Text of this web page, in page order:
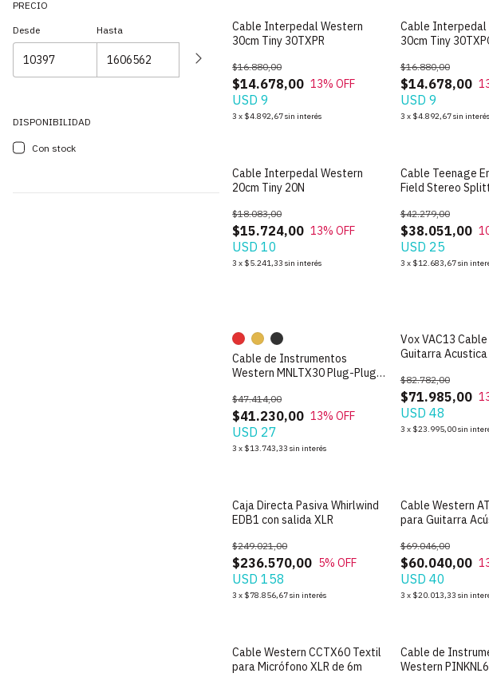
PRECIO
Desde Hasta
DISPONIBILIDAD
Con stock
Cable Interpedal Western
30cm Tiny 30TXPR
$14.678,00
$16.880,00
13% OFF
USD 9
3 x $4.892,67sin interés
Cable Interpedal
30cm Tiny
$14.678,00
$16.880,00
USD 9
3 x $4.892,67sin interés
Cable Interpedal Western
20cm Tiny 20N
$15.724,00
$18.083,00
13% OFF
USD 10
3 x $5.241,33 sin interés
Cable Teenage
Field Stereo
$38.051,00
$42.279,00
USD 25
3 x $12.683,67sin
Cable de Instrumentos
Western MNLTX30 Plug-Plug
$41.230,00
$47.414,00
13% OFF
USD 27
3 x $13.743,33 sin interés
Vox VAC13
Guitarra Acustica
$71.985,00
$82.782,00
USD 48
3 x $23.995,00sin
Caja Directa Pasiva Whirlwind
EDB1 con salida XLR
$236.570,00
$249.021,00
5% OFF
USD 158
3 x $78.856,67sin interés
Cable Western
para Guitarra
$60.040,00
$69.046,00
USD 40
3 x $20.013,33 sin
Cable Western CCTX60 Textil
para Micrófono XLR de 6m
Cable de
Western